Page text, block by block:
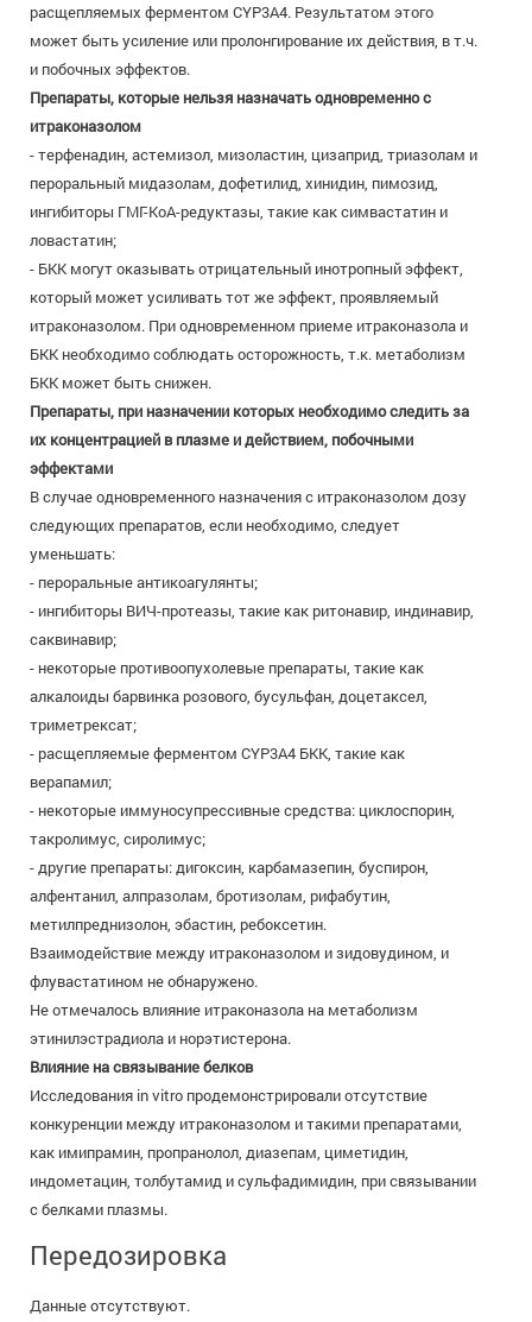
расщепляемых ферментом CYP3A4. Результатом этого
может быть усиление или пролонгирование их действия, в т.ч.
и побочных эффектов.
Препараты, которые нельзя назначать одновременно с
итраконазолом
- терфенадин, астемизол, мизоластин, цизаприд, триазолам и
пероральный мидазолам, дофетилид, хинидин, пимозид,
ингибиторы ГМГ-КоА-редуктазы, такие как симвастатин и
ловастатин;
- БКК могут оказывать отрицательный инотропный эффект,
который может усиливать тот же эффект, проявляемый
итраконазолом. При одновременном приеме итраконазола и
БКК необходимо соблюдать осторожность, т.к. метаболизм
БКК может быть снижен.
Препараты, при назначении которых необходимо следить за
их концентрацией в плазме и действием, побочными
эффектами
В случае одновременного назначения с итраконазолом дозу
следующих препаратов, если необходимо, следует
уменьшать:
- пероральные антикоагулянты;
- ингибиторы ВИЧ-протеазы, такие как ритонавир, индинавир,
саквинавир;
- некоторые противоопухолевые препараты, такие как
алкалоиды барвинка розового, бусульфан, доцетаксел,
триметрексат;
- расщепляемые ферментом CYP3A4 БКК, такие как
верапамил;
- некоторые иммуносупрессивные средства: циклоспорин,
такролимус, сиролимус;
- другие препараты: дигоксин, карбамазепин, буспирон,
алфентанил, алпразолам, бротизолам, рифабутин,
метилпреднизолон, эбастин, ребоксетин.
Взаимодействие между итраконазолом и зидовудином, и
флувастатином не обнаружено.
Не отмечалось влияние итраконазола на метаболизм
этинилэстрадиола и норэтистерона.
Влияние на связывание белков
Исследования in vitro продемонстрировали отсутствие
конкуренции между итраконазолом и такими препаратами,
как имипрамин, пропранолол, диазепам, циметидин,
индометацин, толбутамид и сульфадимидин, при связывании
с белками плазмы.
Передозировка
Данные отсутствуют.